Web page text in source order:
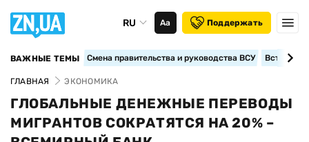
RU Аа Поддержать
ВАЖНЫЕ ТЕМЫ Смена правительства и руководства ВСУ
ГЛАВНАЯ ЭКОНОМИКА
ГЛОБАЛЬНЫЕ ДЕНЕЖНЫЕ ПЕРЕВОДЫ
МИГРАНТОВ СОКРАТЯТСЯ НА 20% –